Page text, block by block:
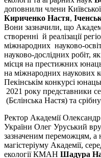
доповнили члени
Кириченко Настя,
Вони зазначили, що
створенні й реалізації
міжнародних науково-
науково-дослідних робіт,
місця на престижних
на міжнародних наукових
Пекінськім конкурсі
2021 року представники
(Бєлінська Настя) та
Ректор Академії
України Олег Уруський
зазначеним переможцям, а
магістеріуму Академії,
екології КМАН Шадура